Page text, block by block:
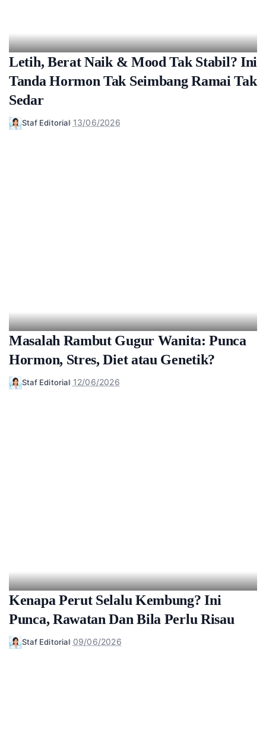
Letih, Berat Naik & Mood Tak Stabil? Ini
Tanda Hormon Tak Seimbang Ramai Tak
Sedar
Posted
Staf Editorial 13/06/2026
Masalah Rambut Gugur Wanita: Punca
Hormon, Stres, Diet atau Genetik?
Posted
Staf Editorial 12/06/2026
Kenapa Perut Selalu Kembung? Ini
Punca, Rawatan Dan Bila Perlu Risau
Posted
Staf Editorial 09/06/2026